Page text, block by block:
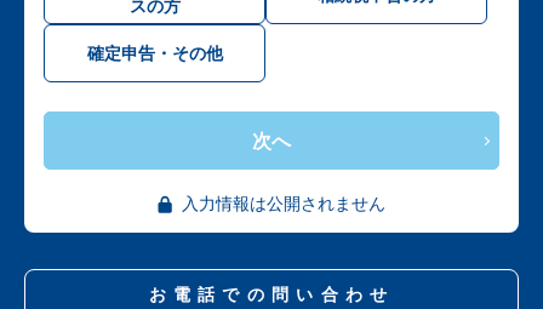
スの方
確定申告・その他
次へ
入力情報は公開されません
お電話での問い合わせ